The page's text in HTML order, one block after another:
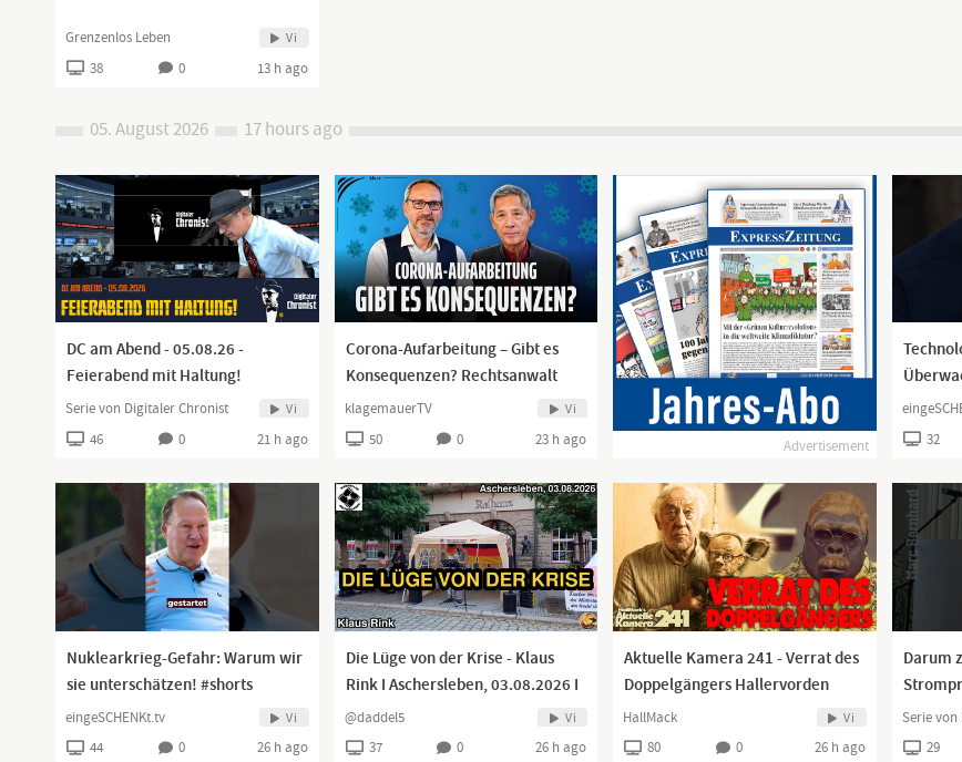
Grenzenlos Leben Vi
38 0 13 h ago
05. August 2026 17 hours ago
DC am Abend - 05.08.26 -
Feierabend mit Haltung!
Serie von Digitaler Chronist Vi
46 0 21 h ago
Corona-Aufarbeitung – Gibt es
Konsequenzen? Rechtsanwalt
Ludwig und Prof. Bhakdi |
www.kla.tv/42132
klagemauerTV Vi
50 0 23 h ago Advertisement
heute
32
Nuklearkrieg-Gefahr: Warum wir
sie unterschätzen! #shorts
eingeSCHENKt.tv Vi
44 0 26 h ago
Die Lüge von der Krise - Klaus
Rink I Aschersleben, 03.08.2026 I
@daddel5 Vi
37 0 26 h ago
Aktuelle Kamera 241 - Verrat des
Doppelgängers Hallervorden
HallMack Vi
80 0 26 h ago
Darum
Serie
29